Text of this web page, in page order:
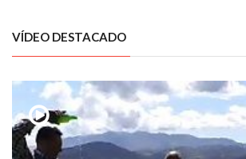
VÍDEO DESTACADO